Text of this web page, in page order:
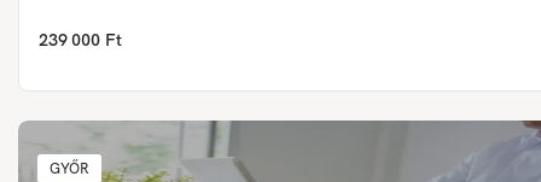
239 000 Ft
GYŐR